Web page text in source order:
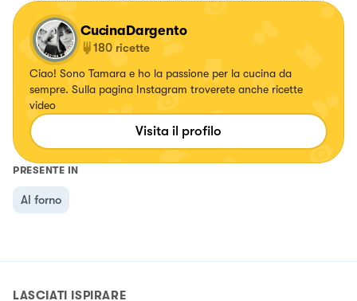
CucinaDargento
180 ricette
Ciao! Sono Tamara e ho la passione per la cucina da
sempre. Sulla pagina Instagram troverete anche ricette
video
Visita il profilo
PRESENTE IN
Al forno
LASCIATI ISPIRARE